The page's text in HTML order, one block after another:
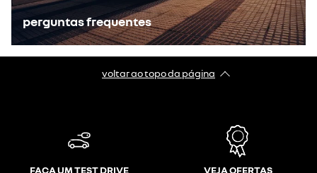
perguntas frequentes
voltar ao topo da página
FAÇA UM TEST DRIVE VEJA OFERTAS